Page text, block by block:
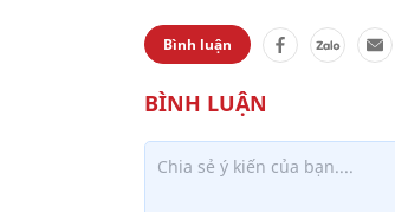
Bình luận